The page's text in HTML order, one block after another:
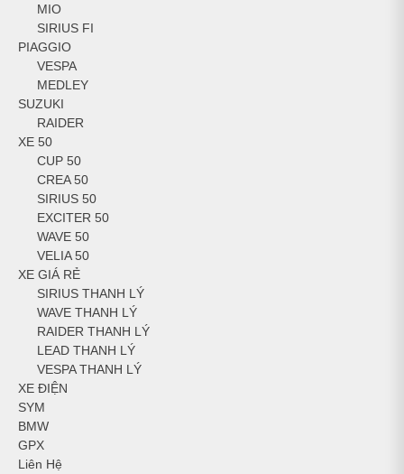
MIO
SIRIUS FI
PIAGGIO
VESPA
MEDLEY
SUZUKI
RAIDER
XE 50
CUP 50
CREA 50
SIRIUS 50
EXCITER 50
WAVE 50
VELIA 50
XE GIÁ RẺ
SIRIUS THANH LÝ
WAVE THANH LÝ
RAIDER THANH LÝ
LEAD THANH LÝ
VESPA THANH LÝ
XE ĐIỆN
SYM
BMW
GPX
Liên Hệ